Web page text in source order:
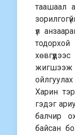
таашаал
үл
жигшээж
Харин
гэдэг
балчир
байсан